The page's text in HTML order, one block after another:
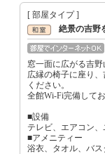
[ 部屋タイプ ]
絶景の吉野
窓一面に広がる吉野
広縁の椅子に座り
ください。
全館Wi-Fi完備してお
■設備
テレビ、エアコン
■アメニティー
浴衣、タオル、バ